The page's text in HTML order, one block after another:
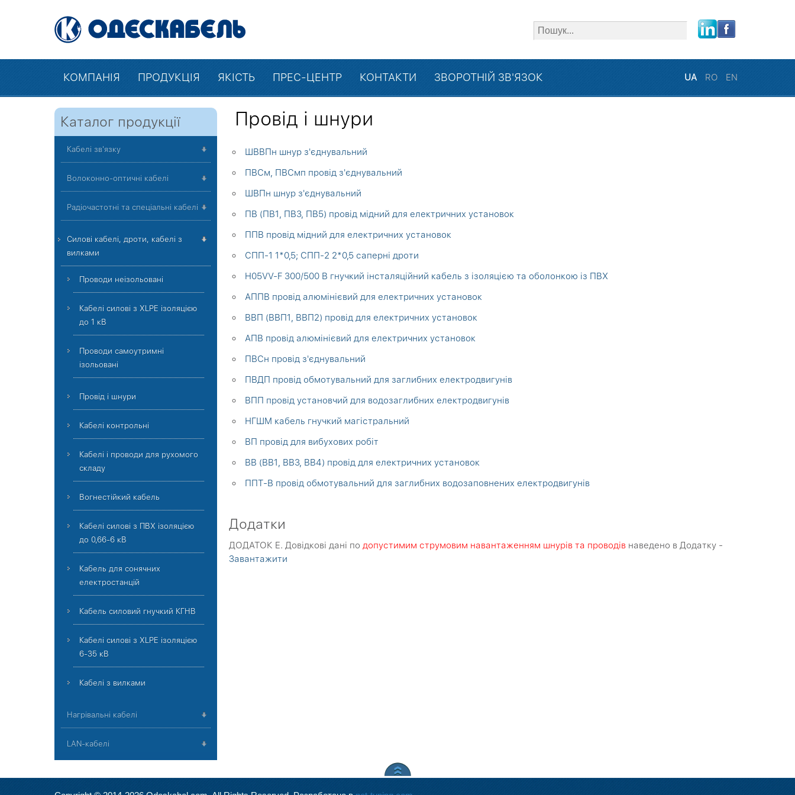
КОМПАНІЯ ПРОДУКЦІЯ ЯКІСТЬ ПРЕС-ЦЕНТР КОНТАКТИ ЗВОРОТНІЙ ЗВ'ЯЗОК UA RO EN
Каталог продукції
Кабелі зв'язку
Волоконно-оптичні кабелі
Радіочастотні та спеціальні кабелі
Силові кабелі, дроти, кабелі з
вилками
Проводи неізольовані
Кабелі силові з XLPE ізоляцією
до 1 кВ
Проводи самоутримні
ізольовані
Провід і шнури
Кабелі контрольні
Кабелі і проводи для рухомого
складу
Вогнестійкий кабель
Кабелі силові з ПВХ ізоляцією
до 0,66-6 кВ
Кабель для сонячних
електростанцій
Кабель силовий гнучкий КГНВ
Кабелі силові з XLPE ізоляцією
6-35 кВ
Кабелі з вилками
Нагрівальні кабелі
LAN-кабелі
Провід і шнури
ШВВПн шнур з'єднувальний
ПВСм, ПВСмп провід з'єднувальний
ШВПн шнур з'єднувальний
ПВ (ПВ1, ПВ3, ПВ5) провід мідний для електричних установок
ППВ провід мідний для електричних установок
СПП-1 1*0,5; СПП-2 2*0,5 саперні дроти
H05VV-F 300/500 В гнучкий інсталяційний кабель з ізоляцією та оболонкою із ПВХ
АППВ провід алюмінієвий для електричних установок
ВВП (ВВП1, ВВП2) провід для електричних установок
АПВ провід алюмінієвий для електричних установок
ПВСн провід з'єднувальний
ПВДП провід обмотувальний для заглибних електродвигунів
ВПП провід установчий для водозаглибних електродвигунів
НГШМ кабель гнучкий магістральний
ВП провід для вибухових робіт
ВВ (ВВ1, ВВ3, ВВ4) провід для електричних установок
ППТ-В провід обмотувальний для заглибних водозаповнених електродвигунів
Додатки
ДОДАТОК E. Довідкові дані по допустимим струмовим навантаженням шнурів та проводів наведено в Додатку -
Завантажити
close